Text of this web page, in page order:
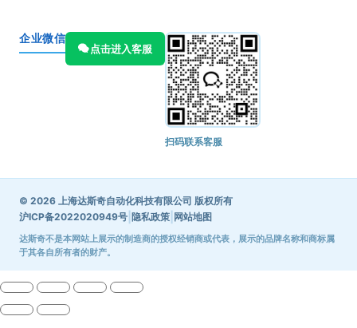
企业微信
点击进入客服
扫码联系客服
© 2026 上海达斯奇自动化科技有限公司 版权所有
沪ICP备2022020949号 隐私政策 网站地图
达斯奇不是本网站上展示的制造商的授权经销商或代表，展示的品牌名称和商标属
于其各自所有者的财产。